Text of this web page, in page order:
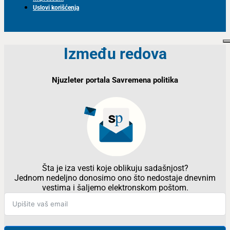
Uslovi korišćenja
Između redova
Njuzleter portala Savremena politika
Šta je iza vesti koje oblikuju sadašnjost?
Jednom nedeljno donosimo ono što nedostaje dnevnim
vestima i šaljemo elektronskom poštom.